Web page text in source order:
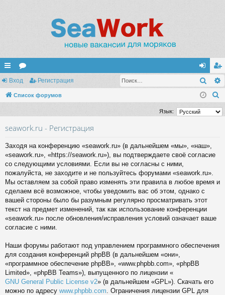
с
ы
и
ор
ум
хо
д
ег
ис
тр
Вход Регистрация
Список форумов
и
Язык:
seawork.ru - Регистрация
Заходя на конференцию «seawork.ru» (в дальнейшем «мы», «наш»,
«seawork.ru», «https://seawork.ru»), вы подтверждаете своё согласие
со следующими условиями. Если вы не согласны с ними,
пожалуйста, не заходите и не пользуйтесь форумами «seawork.ru».
Мы оставляем за собой право изменять эти правила в любое время и
сделаем всё возможное, чтобы уведомить вас об этом, однако с
вашей стороны было бы разумным регулярно просматривать этот
текст на предмет изменений, так как использование конференции
«seawork.ru» после обновления/исправления условий означает ваше
согласие с ними.
Наши форумы работают под управлением программного обеспечения
для создания конференций phpBB (в дальнейшем «они»,
«программное обеспечение phpBB», «www.phpbb.com», «phpBB
Limited», «phpBB Teams»), выпущенного по лицензии «
GNU General Public License v2» (в дальнейшем «GPL»). Скачать его
можно по адресу www.phpbb.com . Ограничения лицензии GPL для